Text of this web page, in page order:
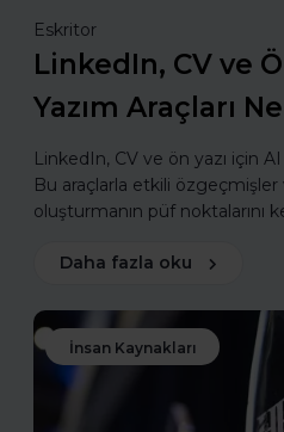
Eskritor
LinkedIn, CV ve
Yazım Araçları
LinkedIn, CV ve ön yazı için AI
Bu araçlarla etkili
oluşturmanın püf noktalarını
Daha fazla oku
İnsan Kaynakları